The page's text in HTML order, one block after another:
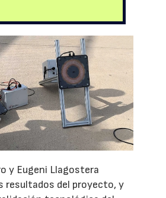
y Eugeni Llagostera
resultados del proyecto, y